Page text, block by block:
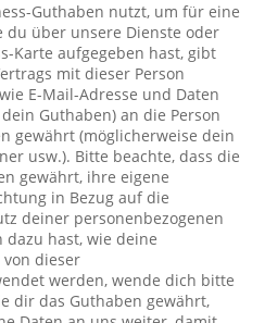
Guthaben nutzt, um für eine
du über unsere Dienste oder
Karte aufgegeben hast, gibt
mit dieser Person
E-Mail-Adresse und Daten
Guthaben) an die Person
gewährt (möglicherweise dein
usw.). Bitte beachte, dass die
gewährt, ihre eigene
in Bezug auf die
deiner personenbezogenen
dazu hast, wie deine
von dieser
werden, wende dich bitte
dir das Guthaben gewährt,